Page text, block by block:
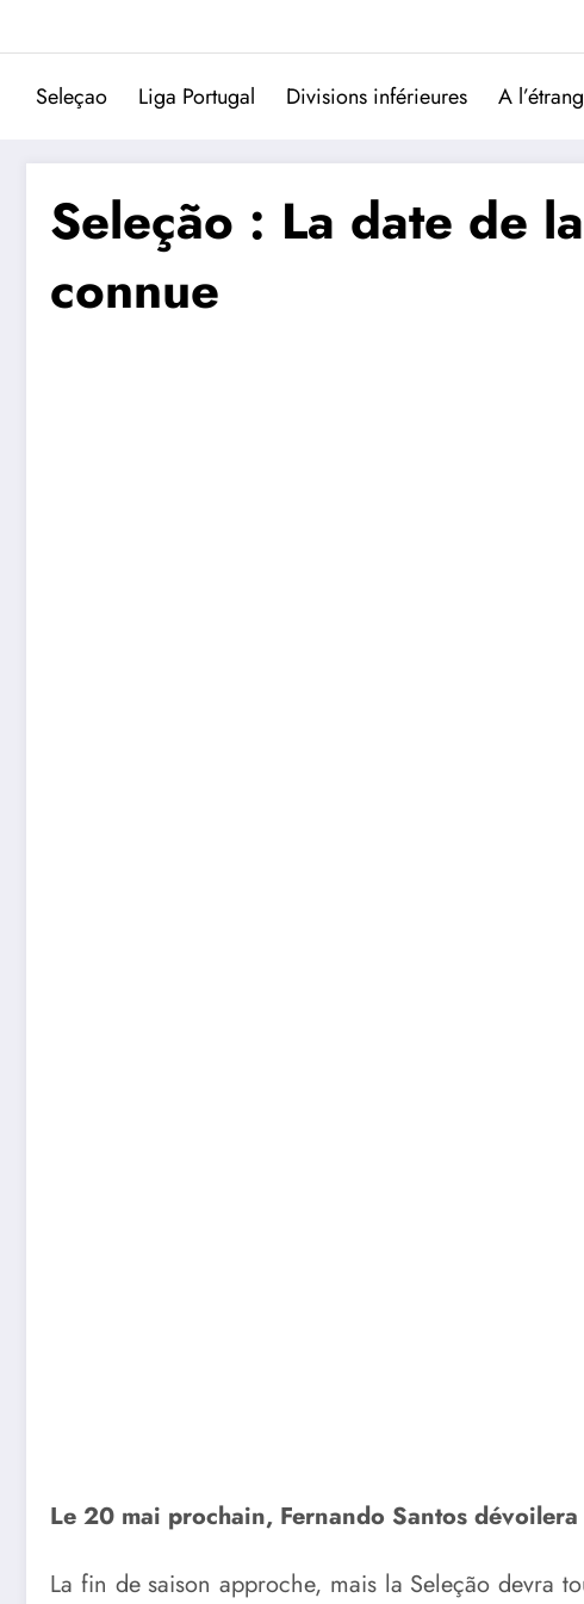
Seleçao Liga Portugal Divisions inférieures A
Seleção : La date de
connue
Le 20 mai prochain, Fernando Santos
La fin de saison approche, mais la Seleção devra